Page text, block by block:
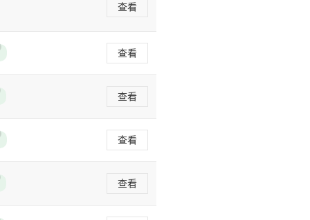
查看
查看
查看
查看
查看